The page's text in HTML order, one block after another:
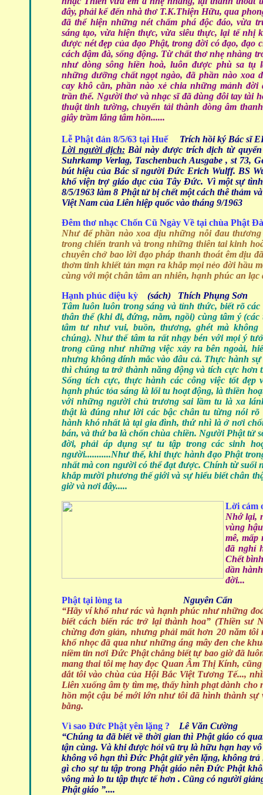
đây, phải kể đến nhà thơ T.K.Thiện Hữu, qua
đã thể hiện những nét chấm phá độc đáo, vừa
sáng tạo, vừa hiện thực, vừa siêu thực, lại tế nhị
được nét đẹp của đạo Phật, trong đời có đạo, đạo
cách đậm đà, sống động. Từ chất thơ nhẹ nhàng
như dòng sông hiền hoà, luôn được phù sa tụ
những dưỡng chất ngọt ngào, đã phần nào xoa
cay khô cằn, phần nào xẻ chia những mảnh đời
trần thế. Người thơ và nhạc sĩ đã dùng đôi tay tài
thuật tinh tường, chuyển tải thành dòng âm
giây trầm lắng tâm hồn......
Lễ Phật đản 8/5/63 tại Huế
Trích hồi ký Bác sĩ
Lời người dịch:Bài này được trích dịch từ quyển
Suhrkamp Verlag, Taschenbuch Ausgabe , st 73,
bút hiệu của Bác sĩ người Ðức Erich Wulff. BS
khổ viện trợ giáo dục của Tây Ðức. Vì một sự
8/5/1963 làm 8 Phật tử bị chết một cách thê thảm
Việt Nam của Liên hiệp quốc vào tháng 9/1963
Đêm thơ nhạc Chốn Cũ Ngày Về tại chùa Phật
Như để phần nào xoa dịu những nỗi đau
trong chiến tranh và trong những thiên tai kinh
chuyên chở bao lời đạo pháp thanh thoát êm dịu
thơm tinh khiết tản mạn ra khắp mọi nẻo đời hầu
cùng với một chân tâm an nhiên, hạnh phúc an
Hạnh phúc diệu kỳ (sách) Thích Phụng Sơn
Tâm luôn luôn trong sáng và tỉnh thức, biết rõ các
thân thể (khi đi, đứng, nằm, ngồi) cùng tâm ý
tâm tư như vui, buồn, thương, ghét mà không
chúng). Như thế tâm ta rất nhạy bén với mọi ý
trong cũng như những việc xảy ra bên ngoài,
nhưng không dính mắc vào đâu cả. Thực hành
thì chúng ta trở thành năng động và tích cực hơn
Sống tích cực, thực hành các công việc tốt đẹp
hạnh phúc tỏa sáng là lối tu hoạt động, là thiền
với những người chủ trương sai lầm tu là xa
thật là đúng như lời các bậc chân tu từng nói rõ
hành khó nhất là tại gia đình, thứ nhì là ở nơi
bán, và thứ ba là chốn chùa chiền. Người Phật tử
đời, phải áp dụng sự tu tập trong các sinh
người...........Như thế, khi thực hành đạo Phật
nhất mà con người có thể đạt được. Chính từ suối
khắp mười phương thế giới và sự hiểu biết chân
giờ và nơi đây.....
Lời cám
Nhớ lại,
vùng
mê,
đã nghỉ
Chết
dần
đời...
Phật tại lòng ta
Nguyên Cẩn
“Hãy ví khổ như rác và hạnh phúc như những
biết cách biến rác trở lại thành hoa” (Thiền sư
chừng đơn giản, nhưng phải mất hơn 20 năm
khổ nhọc đã qua như những áng mây đen che
niềm tin nơi Đức Phật chẳng biết tự bao giờ đã
mang thai tôi mẹ hay đọc Quan Âm Thị Kính,
dắt tôi vào chùa của Hội Bắc Việt Tương Tế...,
Liên xuống âm ty tìm mẹ, thấy hình phạt dành
hồn một cậu bé mới lớn như tôi đã hình thành
bằng.
Vì sao Đức Phật yên lặng ? Lê Văn Cường
“Chúng ta đã biết về thời gian thì Phật giáo có
tận cùng. Và khi được hỏi vũ trụ là hữu hạn hay
không vô hạn thì Đức Phật giữ yên lặng, không
gì cho sự tu tập trong Phật giáo nên Đức Phật
vông mà lo tu tập thực tế hơn . Cũng có người
Phật giáo ”....